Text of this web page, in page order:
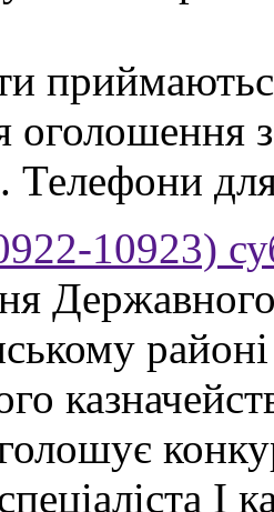
оголошення
Телефони
10923)
І